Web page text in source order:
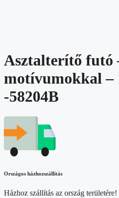
Asztalterítő futó
motívumokkal –
-58204B
Országos házhozszállítás
Házhoz szállítás az ország területére!